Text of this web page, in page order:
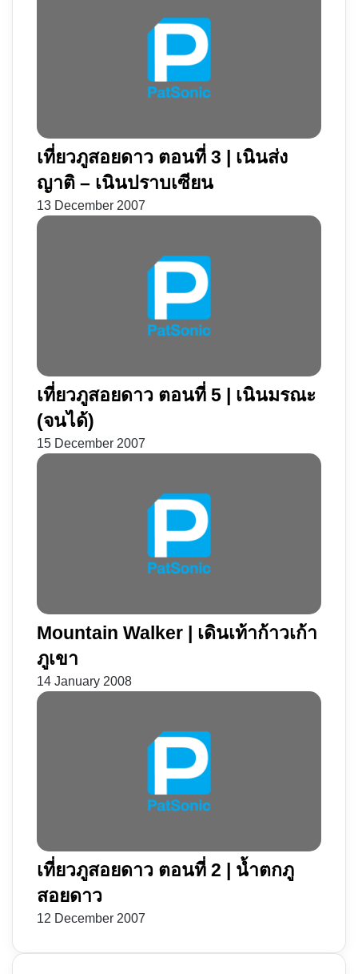
เที่ยวภูสอยดาว ตอนที่ 3 | เนินส่ง
ญาติ – เนินปราบเซียน
13 December 2007
เที่ยวภูสอยดาว ตอนที่ 5 | เนินมรณะ
(จนได้)
15 December 2007
Mountain Walker | เดินเท้าก้าวเก้า
ภูเขา
14 January 2008
เที่ยวภูสอยดาว ตอนที่ 2 | น้ำตกภู
สอยดาว
12 December 2007